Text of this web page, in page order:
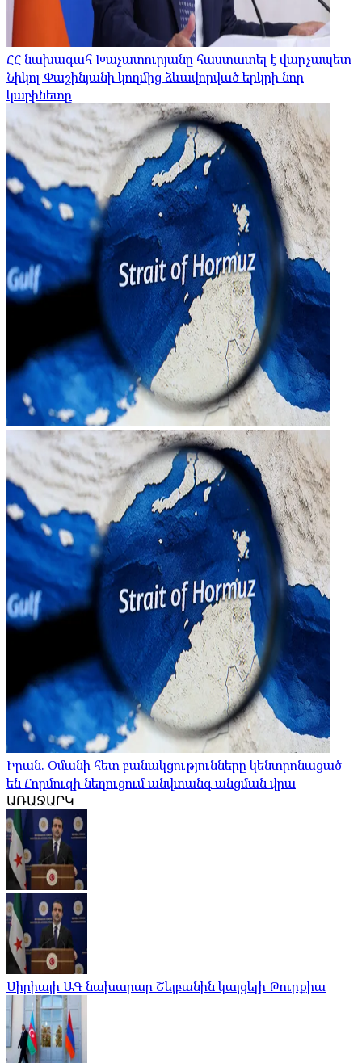
ՀՀ նախագահ Խաչատուրյանը հաստատել է վարչապետ
Նիկոլ Փաշինյանի կողմից ձևավորված երկրի նոր
կաբինետը
Իրան. Օմանի հետ բանակցությունները կենտրոնացած
են Հորմուզի նեղուցում անվտանգ անցման վրա
ԱՌԱՋԱՐԿ
Սիրիայի ԱԳ նախարար Շեյբանին կայցելի Թուրքիա